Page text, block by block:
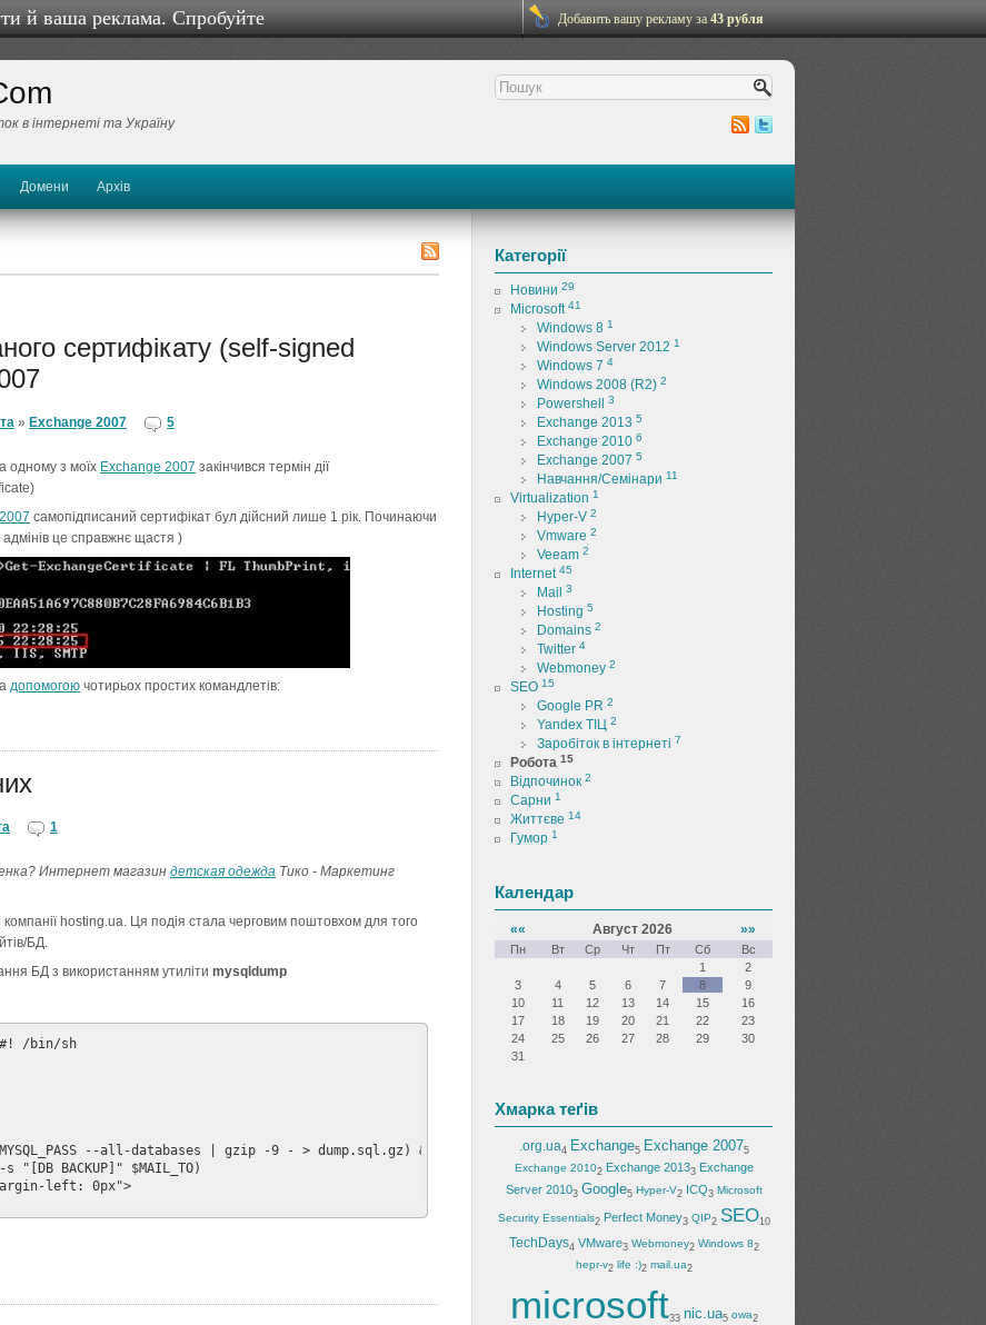
й ваша реклама. Спробуйте Добавить вашу рекламу за43 рубля
в інтернеті та Україну
Домени Архів
сертифікату (self-signed
» Exchange 2007 5
одному з моїх Exchange 2007 закінчився термін дії
самопідписаний сертифікат бул дійсний лише 1 рік. Починаючи
адмінів це справжнє щастя )
допомогою чотирьох простих командлетів:
1
Интернет магазин детская одежда Тико - Маркетинг
hosting.ua. Ця подія стала черговим поштовхом для того
БД.
БД з використанням утиліти mysqldump
/bin/sh
--all-databases | gzip -9 - > dump.sql.gz) &&
BACKUP]" $MAIL_TO)
left: 0px">
Категорії
Новини 29
Microsoft41
Windows 8 1
Windows Server 2012 1
Windows 7 4
Windows 2008 (R2) 2
Powershell 3
Exchange 2013 5
Exchange 2010 6
Exchange 2007 5
Навчання/Семінари 11
Virtualization 1
Hyper-V 2
Vmware 2
Veeam 2
Internet45
Mail 3
Hosting 5
Domains 2
Twitter 4
Webmoney 2
SEO 15
Google PR 2
Yandex ТІЦ 2
Заробіток в інтернеті 7
Робота 15
Відпочинок 2
Сарни 1
Життєве 14
Гумор 1
Календар
«« Август 2026 »»
Пн Вт Ср Чт Пт Сб
Вс
1
2
3
4 5 6 7 8
9
10
11 12 13 14 15
16
17
18 19 20 21 22
23
24
25 26 27 28 29
30
31
Хмарка теґів
.org.ua4 Exchange5 Exchange 20075
Exchange 20102 Exchange 20133 Exchange
Server 20103 Google5 Hyper-V2 ICQ3 Microsoft
Security Essentials2 Perfect Money3 QIP2 SEO10
TechDays4 VMware3 Webmoney2 Windows 82
hepr-v2 life :)2 mail.ua2
microsoft33 nic.ua5 owa2